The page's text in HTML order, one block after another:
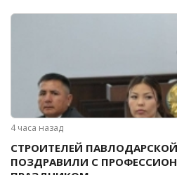
4 часа назад
СТРОИТЕЛЕЙ
ПОЗДРАВИЛИ С